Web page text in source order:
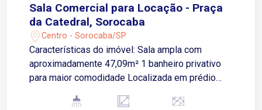
Sala Comercial para Locação - Praça
da Catedral, Sorocaba
Centro - Sorocaba/SP
Características do imóvel: Sala ampla com
aproximadamente 47,09m² 1 banheiro privativo
para maior comodidade Localizada em prédio
elevadores Ambiente versátil, ideal para